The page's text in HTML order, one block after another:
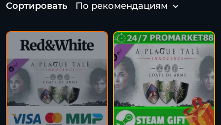
Сортировать По рекомендациям